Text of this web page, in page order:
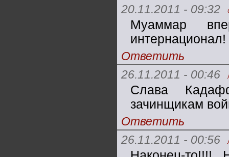
20.11.2011 - 09:32
Муаммар
интернационал!
Ответить
26.11.2011 - 00:46
Слава
зачинщикам
Ответить
26.11.2011 - 00:56